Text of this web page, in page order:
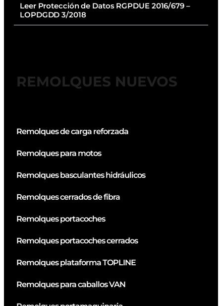
Leer Protección de Datos RGPDUE 2016/679 –
LOPDGDD 3/2018
REMOLQUES NUEVOS
Remolques de carga reforzada
Remolques para motos
Remolques basculantes hidráulicos
Remolques cerrados de fibra
Remolques portacoches
Remolques portacoches cerrados
Remolques plataforma TOPLINE
Remolques para caballos VAN